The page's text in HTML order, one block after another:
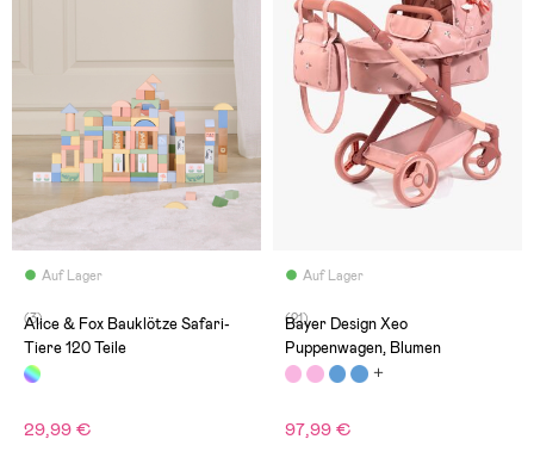
Auf Lager
(3)
Alice & Fox Bauklötze Safari-
Tiere 120 Teile
29,99 €
Auf Lager
(21)
Bayer Design Xeo
Puppenwagen, Blumen
97,99 €